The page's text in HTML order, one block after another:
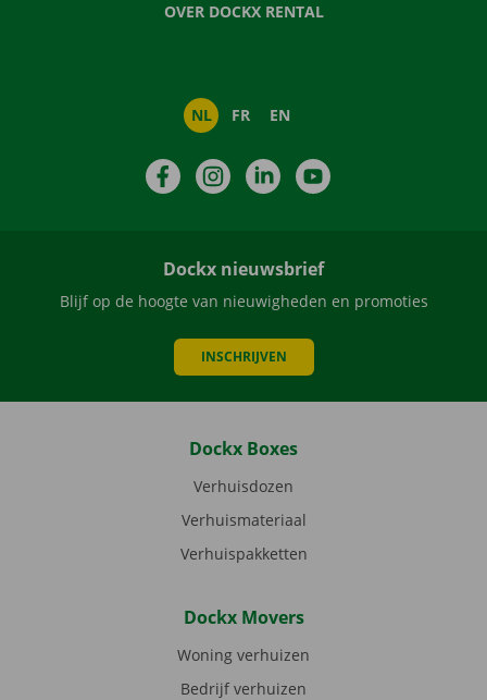
OVER DOCKX RENTAL
NL FR EN
FacebookInstagramLinkedIn
Dockx nieuwsbrief
Blijf op de hoogte van nieuwigheden en promoties
INSCHRIJVEN
Dockx Boxes
Verhuisdozen
Verhuismateriaal
Verhuispakketten
Dockx Movers
Woning verhuizen
Bedrijf verhuizen